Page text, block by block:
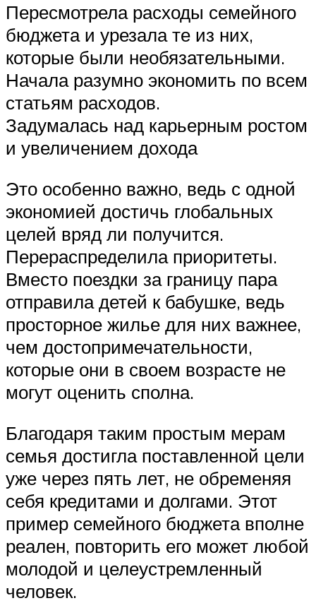
Пересмотрела расходы семейного
бюджета и урезала те из них,
которые были необязательными.
Начала разумно экономить по всем
статьям расходов.
Задумалась над карьерным ростом
и увеличением дохода
Это особенно важно, ведь с одной
экономией достичь глобальных
целей вряд ли получится.
Перераспределила приоритеты.
Вместо поездки за границу пара
отправила детей к бабушке, ведь
просторное жилье для них важнее,
чем достопримечательности,
которые они в своем возрасте не
могут оценить сполна.
Благодаря таким простым мерам
семья достигла поставленной цели
уже через пять лет, не обременяя
себя кредитами и долгами. Этот
пример семейного бюджета вполне
реален, повторить его может любой
молодой и целеустремленный
человек.